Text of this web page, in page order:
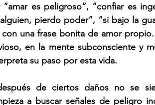
es peligroso”, “confiar es
pierdo poder”, “si bajo la
una frase bonita de amor
en la mente subconsciente y
su paso por esta vida.
de ciertos daños no se
a buscar señales de peligro